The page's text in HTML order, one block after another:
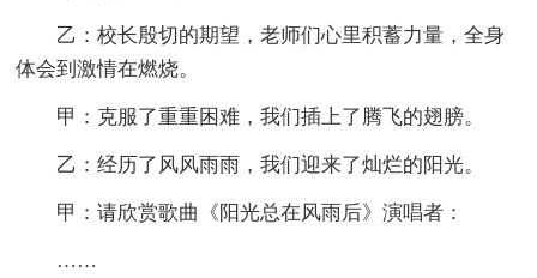
乙：校长殷切的期望，老师们心里积蓄力量，全身
体会到激情在燃烧。
甲：克服了重重困难，我们插上了腾飞的翅膀。
乙：经历了风风雨雨，我们迎来了灿烂的阳光。
甲：请欣赏歌曲《阳光总在风雨后》演唱者：
……